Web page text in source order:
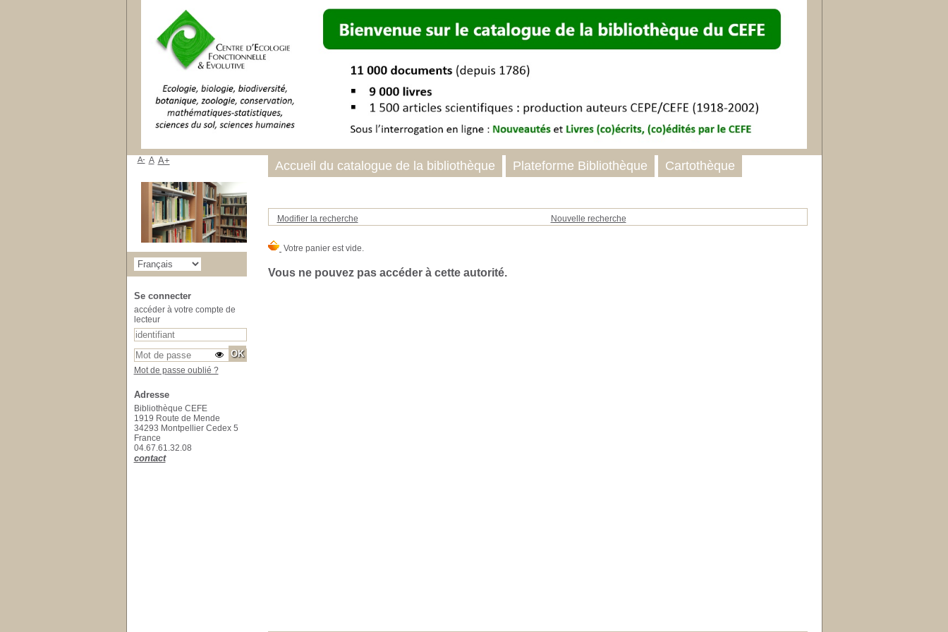
Modifier la recherche Nouvelle recherche
Vous ne pouvez pas accéder à cette autorité.
Accueil du catalogue de la bibliothèque Plateforme Bibliothèque Cartothèque
A- A A+
Se connecter
accéder à votre compte de
lecteur
Mot de passe oublié ?
Adresse
Bibliothèque CEFE
1919 Route de Mende
34293 Montpellier Cedex 5
France
04.67.61.32.08
contact